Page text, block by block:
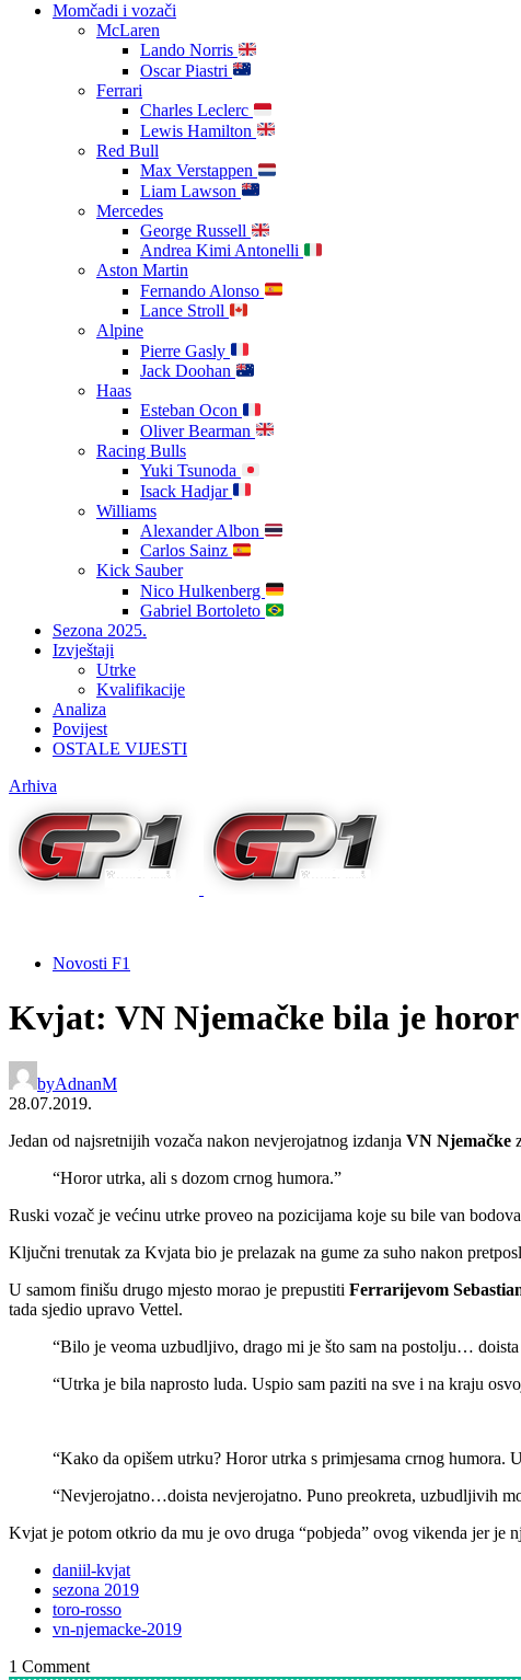
Momčadi i vozači
McLaren
Lando Norris
Oscar Piastri
Ferrari
Charles Leclerc
Lewis Hamilton
Red Bull
Max Verstappen
Liam Lawson
Mercedes
George Russell
Andrea Kimi Antonelli
Aston Martin
Fernando Alonso
Lance Stroll
Alpine
Pierre Gasly
Jack Doohan
Haas
Esteban Ocon
Oliver Bearman
Racing Bulls
Yuki Tsunoda
Isack Hadjar
Williams
Alexander Albon
Carlos Sainz
Kick Sauber
Nico Hulkenberg
Gabriel Bortoleto
Sezona 2025.
Izvještaji
Utrke
Kvalifikacije
Analiza
Povijest
OSTALE VIJESTI
Arhiva
Novosti F1
Kvjat: VN Njemačke bila je
byAdnanM
28.07.2019.
Jedan od najsretnijih vozača nakon nevjerojatnog izdanja VN Njemačke
“Horor utrka, ali s dozom crnog humora.”
Ruski vozač je većinu utrke proveo na pozicijama koje su bile van
Ključni trenutak za Kvjata bio je prelazak na gume za suho nakon
U samom finišu drugo mjesto morao je prepustiti Ferrarijevom
tada sjedio upravo Vettel.
“Bilo je veoma uzbudljivo, drago mi je što sam na postolju…
“Utrka je bila naprosto luda. Uspio sam paziti na sve i na kraju
“Kako da opišem utrku? Horor utrka s primjesama crnog humora.
“Nevjerojatno…doista nevjerojatno. Puno preokreta, uzbudljivih
Kvjat je potom otkrio da mu je ovo druga “pobjeda” ovog vikenda jer je
daniil-kvjat
sezona 2019
toro-rosso
vn-njemacke-2019
1 Comment